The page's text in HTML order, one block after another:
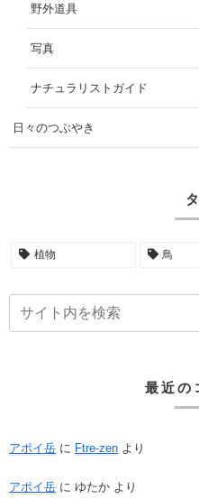
野外道具
写真
ナチュラリストガイド
日々のつぶやき
植物 鳥
最近の
アポイ岳 に Ftre-zen より
アポイ岳 に ゆたか より